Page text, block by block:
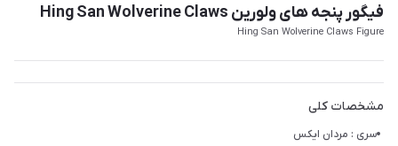
فیگور پنجه های ولورین Hing San Wolverine Claws
Hing San Wolverine Claws Figure
مشخصات کلی
سری : مردان ایکس